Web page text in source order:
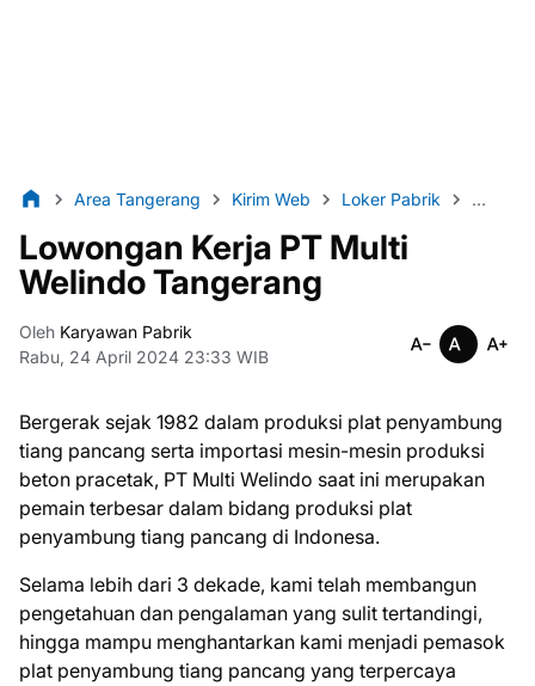
Area Tangerang Kirim Web Loker Pabrik
Lowongan Kerja PT Multi
Welindo Tangerang
Oleh Karyawan Pabrik
Rabu, 24 April 2024 23:33 WIB
Bergerak sejak 1982 dalam produksi plat penyambung
tiang pancang serta importasi mesin-mesin produksi
beton pracetak, PT Multi Welindo saat ini merupakan
pemain terbesar dalam bidang produksi plat
penyambung tiang pancang di Indonesa.
Selama lebih dari 3 dekade, kami telah membangun
pengetahuan dan pengalaman yang sulit tertandingi,
hingga mampu menghantarkan kami menjadi pemasok
plat penyambung tiang pancang yang terpercaya